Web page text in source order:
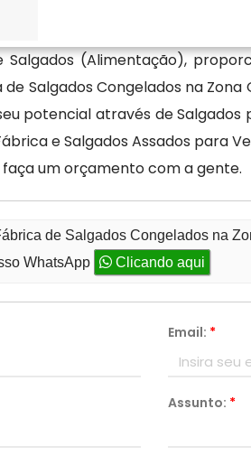
(Alimentação),
Salgados Congelados na Zona
potencial através de
e Salgados Assados para
um orçamento com a gente.
de Salgados Congelados na
WhatsApp Clicando aqui
Email: *
Assunto: *